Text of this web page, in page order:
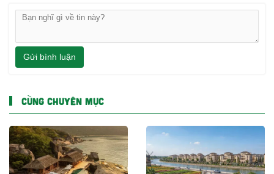
Gửi bình luận
CÙNG CHUYÊN MỤC